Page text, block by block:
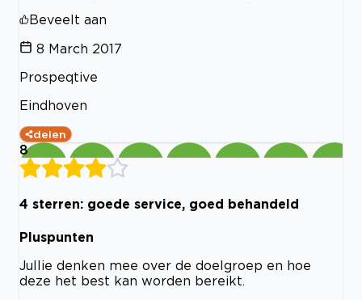
Beveelt aan
8 March 2017
Prospeqtive
Eindhoven
delen
8
4 sterren: goede service, goed behandeld
Pluspunten
Jullie denken mee over de doelgroep en hoe
deze het best kan worden bereikt.